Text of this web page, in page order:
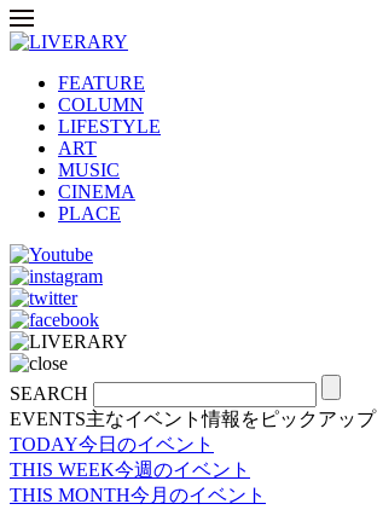
FEATURE
COLUMN
LIFESTYLE
ART
MUSIC
CINEMA
PLACE
SEARCH
EVENTS主なイベント情報をピックアップ
TODAY今日のイベント
THIS WEEK今週のイベント
THIS MONTH今月のイベント